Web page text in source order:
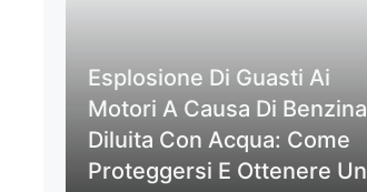
Esplosione Di Guasti Ai
Motori A Causa Di Benzina
Diluita Con Acqua: Come
Proteggersi E Ottenere Un